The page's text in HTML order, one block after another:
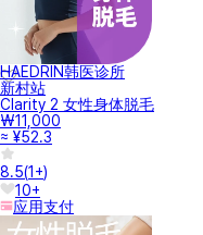
HAEDRIN韩医诊所
新村站
Clarity 2 女性身体脱毛
₩11,000
≈ ¥52.3
8.5(1+)
10+
应用支付